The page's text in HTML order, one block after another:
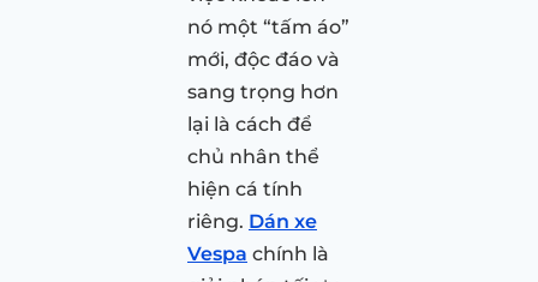
nó một “tấm áo”
mới, độc đáo và
sang trọng hơn
lại là cách để
chủ nhân thể
hiện cá tính
riêng. Dán xe
Vespa chính là